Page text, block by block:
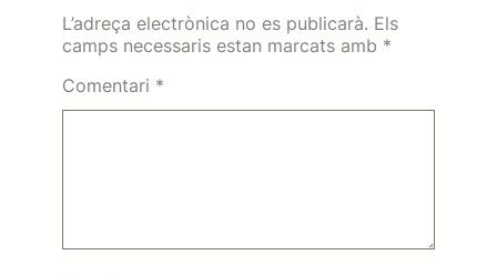
L’adreça electrònica no es publicarà. Els
camps necessaris estan marcats amb *
Comentari *